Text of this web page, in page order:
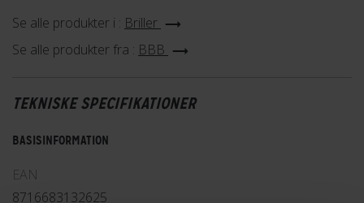
Cykelbrillen er skabt af sort high-end Grilamid materiale, der
holdbarhed.
Se alle produkter i : Briller
Se alle produkter fra : BBB
TEKNISKE SPECIFIKATIONER
BASISINFORMATION
EAN
8716683132625